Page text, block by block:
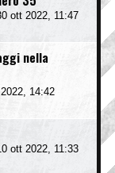
ott 2022, 11:47
nella
14:42
ott 2022, 11:33